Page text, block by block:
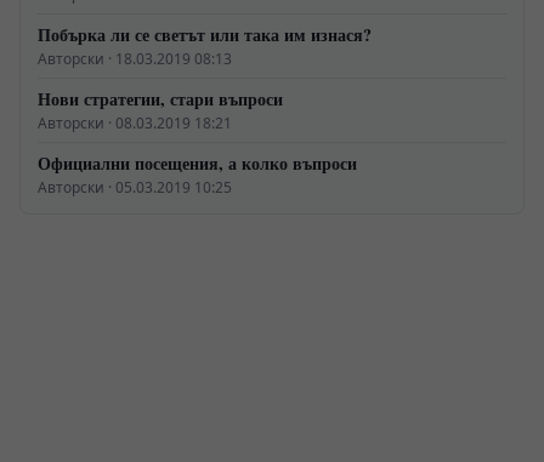
Побърка ли се светът или така им изнася?
Авторски · 18.03.2019 08:13
Нови стратегии, стари въпроси
Авторски · 08.03.2019 18:21
Официални посещения, а колко въпроси
Авторски · 05.03.2019 10:25